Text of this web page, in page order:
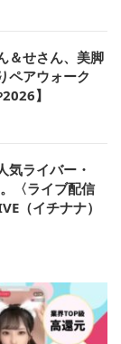
＆せさん、美脚
ペアウォーク
】
気ライバー・
〈ライブ配信
（イチナナ）